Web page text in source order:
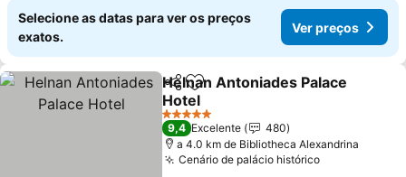
Selecione as datas para ver os preços
exatos.
Ver preços
PartilharAdicionar aos favoritos
Helnan Antoniades Palace
Hotel
Ver preços
5 Estrelas
9,4 Excelente
480
a 4.0 km de Bibliotheca Alexandrina
Cenário de palácio históricoVer preços